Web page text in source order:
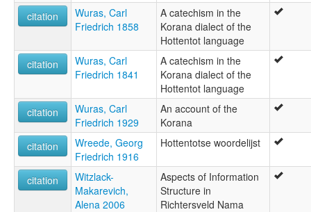
citation
Wuras, Carl
Friedrich 1858
A catechism in the
Korana dialect of the
Hottentot language
citation
Wuras, Carl
Friedrich 1841
A catechism in the
Korana dialect of the
Hottentot language
citation
Wuras, Carl
Friedrich 1929
An account of the
Korana
citation
Wreede, Georg
Friedrich 1916
Hottentotse woordelijst
citation
Witzlack-
Makarevich,
Alena 2006
Aspects of Information
Structure in
Richtersveld Nama